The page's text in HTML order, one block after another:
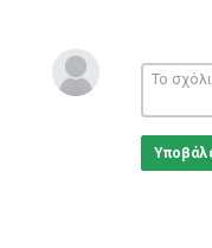
από τους
της ελληνικής